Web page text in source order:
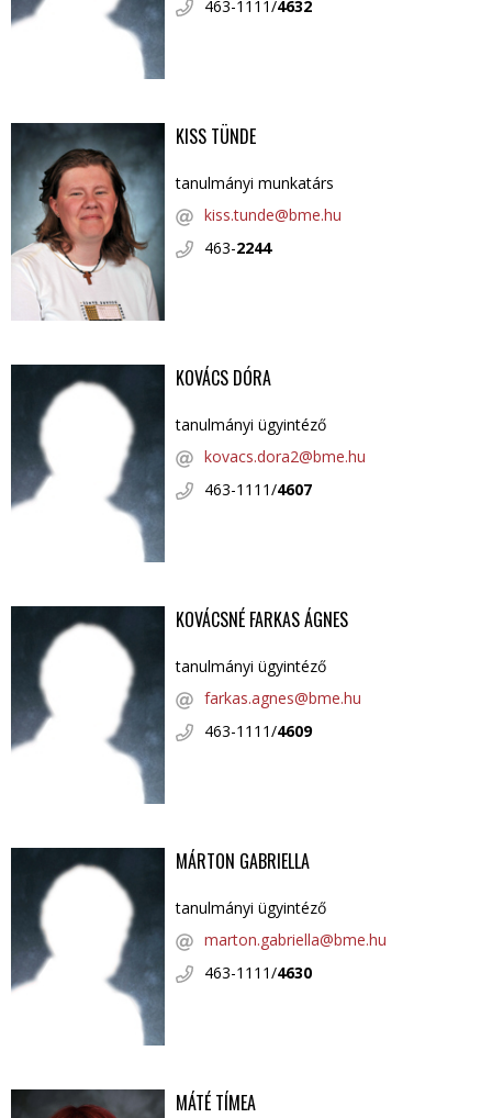
463-1111/4632
KISS TÜNDE
tanulmányi munkatárs
kiss.tunde@bme.hu
463-2244
KOVÁCS DÓRA
tanulmányi ügyintéző
kovacs.dora2@bme.hu
463-1111/4607
KOVÁCSNÉ FARKAS ÁGNES
tanulmányi ügyintéző
farkas.agnes@bme.hu
463-1111/4609
MÁRTON GABRIELLA
tanulmányi ügyintéző
marton.gabriella@bme.hu
463-1111/4630
MÁTÉ TÍMEA